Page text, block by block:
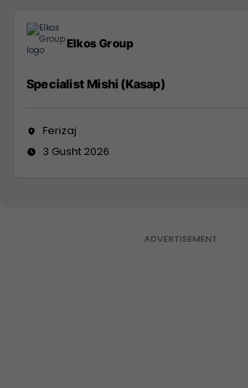
Elkos Group
Specialist Mishi (Kasap)
Ferizaj
3 Gusht 2026